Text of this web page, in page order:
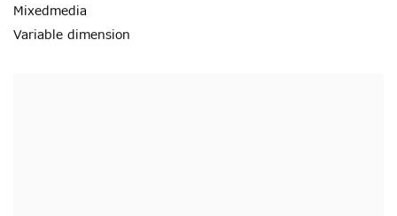
Mixedmedia
Variable dimension